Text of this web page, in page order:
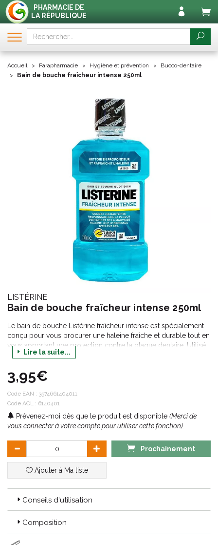
PHARMACIE DE
LA RÉPUBLIQUE
Accueil Parapharmacie Hygiène et prévention
Bucco-dentaire
Bain de bouche fraîcheur intense 250ml
LISTÉRINE
Bain de bouche fraîcheur intense 250ml
Le bain de bouche Listérine fraîcheur intense est spécialement
conçu pour vous procurer une haleine fraîche et durable tout en
vous apportant une protection contre la plaque dentaire. Utilisé
deux fois par jour, il élimine les bactéries située dans les
garderez des gencives saines et vos dents seront plus fortes.
Lire la suite...
3,95€
Code EAN : 3574661404011
Code ACL : 6140401
Prévenez-moi dès que le produit est disponible (Merci de
vous connecter à votre compte pour utiliser cette fonction).
Prochainement
Ajouter à Ma liste
Conseils d'utilisation
Composition